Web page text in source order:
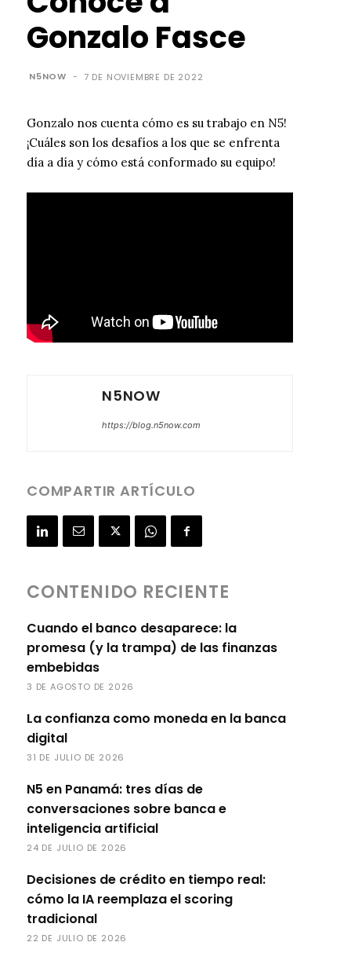
Gonzalo Fasce
N5NOW - 7 DE NOVIEMBRE DE 2022
Gonzalo nos cuenta cómo es su trabajo en N5!
¡Cuáles son los desafíos a los que se enfrenta
día a día y cómo está conformado su equipo!
N5NOW
https://blog.n5now.com
COMPARTIR ARTÍCULO
CONTENIDO RECIENTE
Cuando el banco desaparece: la
promesa (y la trampa) de las finanzas
embebidas
3 DE AGOSTO DE 2026
La confianza como moneda en la banca
digital
31 DE JULIO DE 2026
N5 en Panamá: tres días de
conversaciones sobre banca e
inteligencia artificial
24 DE JULIO DE 2026
Decisiones de crédito en tiempo real:
cómo la IA reemplaza el scoring
tradicional
22 DE JULIO DE 2026